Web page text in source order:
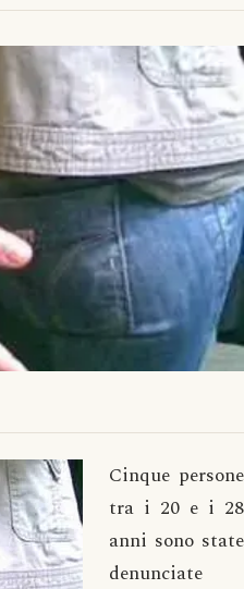
Cinque persone
tra i 20 e i 28
anni sono state
denunciate